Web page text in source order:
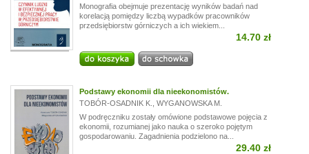
Monografia obejmuje prezentację wyników badań nad
korelacją pomiędzy liczbą wypadków pracowników
przedsiębiorstw górniczych a ich wiekiem...
14.70 zł
Podstawy ekonomii dla nieekonomistów.
TOBÓR-OSADNIK K.
WYGANOWSKA M.
W podręczniku zostały omówione podstawowe pojęcia z
ekonomii, rozumianej jako nauka o szeroko pojętym
gospodarowaniu. Zagadnienia podzielono na...
29.40 zł